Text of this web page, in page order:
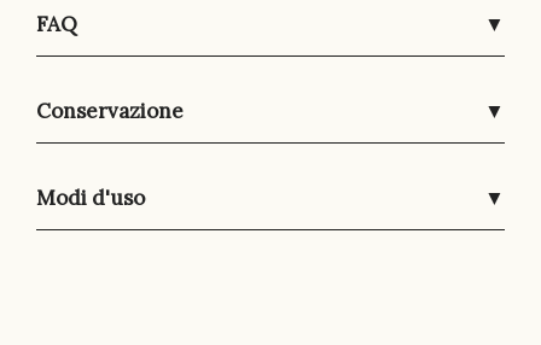
FAQ ▼
Conservazione ▼
Modi d'uso ▼